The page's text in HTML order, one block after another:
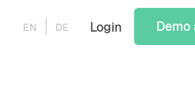
EN DE Login Demo